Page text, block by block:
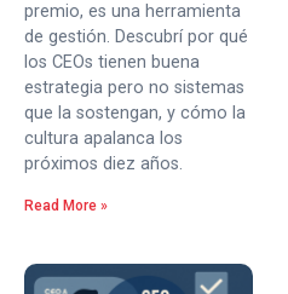
premio, es una herramienta
de gestión. Descubrí por qué
los CEOs tienen buena
estrategia pero no sistemas
que la sostengan, y cómo la
cultura apalanca los
próximos diez años.
Read More »